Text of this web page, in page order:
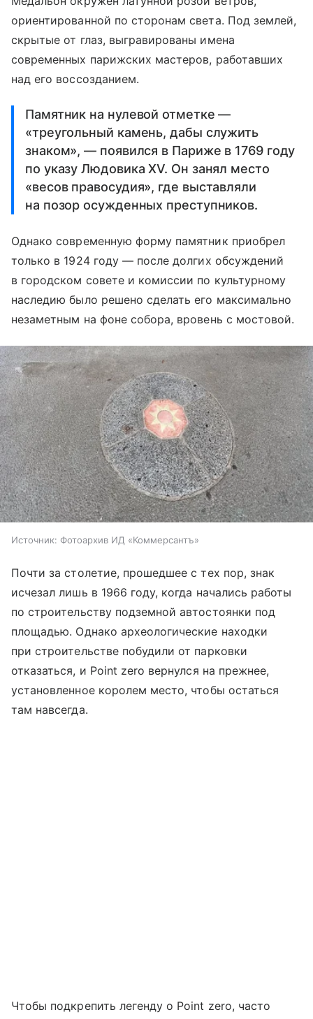
ориентированной по сторонам света. Под землей,
скрытые от глаз, выгравированы имена
современных парижских мастеров, работавших
над его воссозданием.
Памятник на нулевой отметке —
«треугольный камень, дабы служить
знаком», — появился в Париже в 1769 году
по указу Людовика XV. Он занял место
«весов правосудия», где выставляли
на позор осужденных преступников.
Однако современную форму памятник приобрел
только в 1924 году — после долгих обсуждений
в городском совете и комиссии по культурному
наследию было решено сделать его максимально
незаметным на фоне собора, вровень с мостовой.
Источник: Фотоархив ИД «Коммерсантъ»
Почти за столетие, прошедшее с тех пор, знак
исчезал лишь в 1966 году, когда начались работы
по строительству подземной автостоянки под
площадью. Однако археологические находки
при строительстве побудили от парковки
отказаться, и Point zero вернулся на прежнее,
установленное королем место, чтобы остаться
там навсегда.
Чтобы подкрепить легенду о Point zero, часто